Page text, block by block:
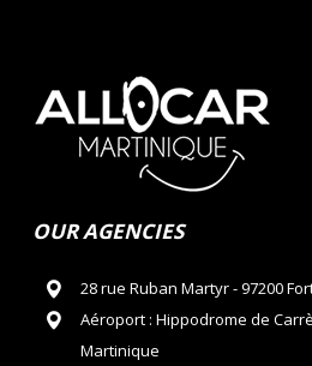
OUR AGENCIES
28 rue Ruban Martyr - 97200
Aéroport : Hippodrome de
Martinique